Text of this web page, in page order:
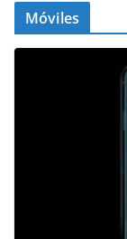
Móviles